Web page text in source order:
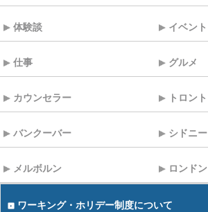
体験談 イベント
仕事 グルメ
カウンセラー トロント
バンクーバー シドニー
メルボルン ロンドン
ワーキング・ホリデー制度について